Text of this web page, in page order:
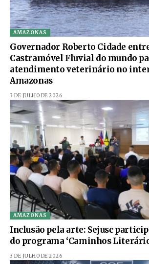
AMAZONAS
Governador Roberto Cidade
Castramóvel Fluvial do mundo
atendimento veterinário no
Amazonas
3 DE JULHO DE 2026
AMAZONAS
Inclusão pela arte: Sejusc
do programa ‘Caminhos
3 DE JULHO DE 2026